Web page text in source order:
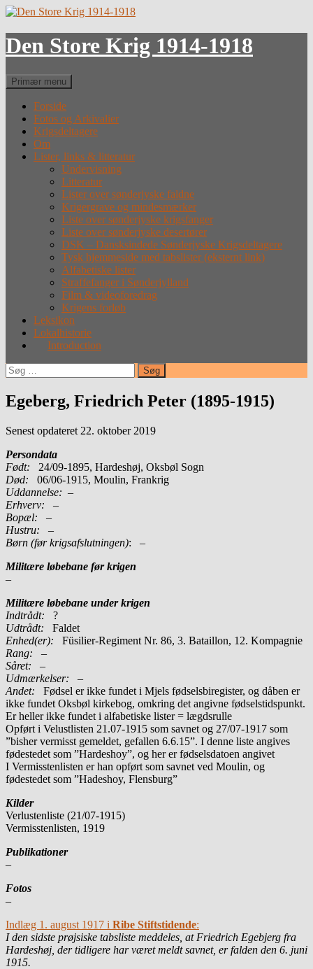
Hop
indhold
Den Store Krig 1914-1918
Søg
Primær menu
Forside
Fotos og Arkivalier
Krigsdeltagere
Om
Lister, links & litteratur
Undervisning
Litteratur
Lister over sønderjyske faldne
Krigergrave og mindesmærker
Liste over sønderjyske krigsfanger
Liste over sønderjyske desertører
DSK – Dansksindede Sønderjyske Krigsdeltagere
Tysk hjemmeside med tabslister (eksternt link)
Alfabetiske lister
Straffefanger i Sønderjylland
Film & videoforedrag
Krigens forløb
Leksikon
Lokalhistorie
Introduction
Søg
efter:
Egeberg, Friedrich Peter (1895-1915)
Senest opdateret 22. oktober 2019
Persondata
Født: 24/09-1895, Hardeshøj, Oksbøl Sogn
Død: 06/06-1915, Moulin, Frankrig
Uddannelse: –
Erhverv: –
Bopæl: –
Hustru: –
Børn (før krigsafslutningen): –
Militære løbebane før krigen
–
Militære løbebane under krigen
Indtrådt: ?
Udtrådt: Faldet
Enhed(er):
Füsilier-Regiment Nr. 86, 3. Bataillon, 12. Kompagnie
Rang:
–
Såret: –
Udmærkelser: –
Andet: Fødsel er ikke fundet i Mjels fødselsbiregister, og dåben er
ikke fundet Oksbøl kirkebog, omkring det angivne fødselstidspunkt.
Er heller ikke fundet i alfabetiske lister = lægdsrulle
Opført i Velustlisten 21.07-1915 som savnet og 27/07-1917 som
”bisher vermisst gemeldet, gefallen 6.6.15”. I denne liste angives
fødestedet som ”Hardeshoy”, og her er fødselsdatoen angivet
I Vermisstenlisten er han opført som savnet ved Moulin, og
fødestedet som ”Hadeshoy, Flensburg”
Kilder
Verlustenliste (21/07-1915)
Vermisstenlisten, 1919
Publikationer
–
Fotos
–
Indlæg 1. august 1917 i Ribe Stiftstidende:
I den sidste prøjsiske tabsliste meddeles, at Friedrich Egebjerg fra
Hardeshøj, der tidligere har været meldt savnet, er falden den 6. juni
1915.